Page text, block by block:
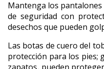
Mantenga los
de seguridad con
desechos que pueden
Las botas de cuero del
protección para los pies;